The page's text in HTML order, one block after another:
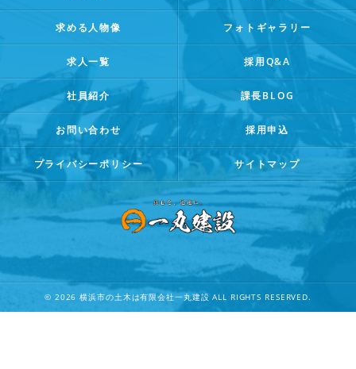
求める人物像 フォトギャラリー
求人一覧 採用Q&A
社員紹介 課長BLOG
お問い合わせ 採用申込
プライバシーポリシー サイトマップ
© 2026 横浜市の土木は有限会社一丸建設 ALL RIGHTS RESERVED.